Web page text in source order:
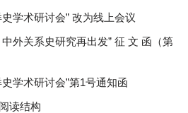
学术研讨会” 改为线上会议
外关系史研究再出发” 征 文 函（第
学术研讨会”第1号通知函
读结构